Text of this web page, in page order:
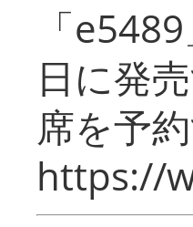
「
日に発
席を予約
https://